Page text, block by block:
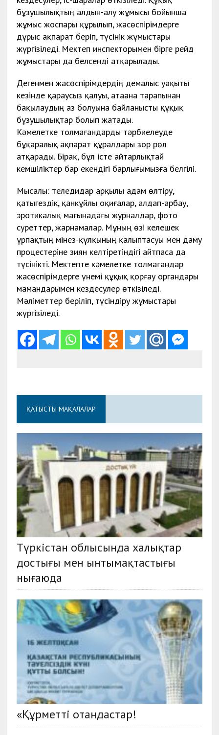
бұзушылықтың алдын-алу жұмысы бойынша
жұмыс жоспары құрылып, жасөспірімдерге
дұрыс ақпарат беріп, түсінік жұмыстары
жүргізіледі. Мектеп инспекторымен бірге рейд
жұмыстары да белсенді атқарылады.
Дегенмен жасөспірімдердің демалыс уақыты
кезінде қараусыз қалуы, атаана тарапынан
бақылаудың аз болуына байланысты құқық
бұзушылықтар болып жатады.
Кәмелетке толмағандарды тәрбиелеуде
бұқаралық ақпарат құралдары зор рөл
атқарады. Бірақ, бұл істе айтарлықтай
кемшіліктер бар екендігі барлығымызға белгілі.
Мысалы: теледидар арқылы адам өлтіру,
қатыгездік, қанкұйлы оқиғалар, алдап-арбау,
эротикалық мағынадағы журналдар, фото
суреттер, жарнамалар. Мұның өзі келешек
ұрпақтың мінез-құлқының қалыптасуы мен даму
процестеріне зиян келтіретіндігі айтпаса да
түсінікті. Мектепте кәмелетке толмағандар
жасөспірімдерге үнемі құқық қорғау органдары
мамандарымен кездесулер өткізіледі.
Мәліметтер беріліп, түсіндіру жұмыстары
жүргізіледі.
ҚАТЫСТЫ МАҚАЛАЛАР
Түркістан облысында халықтар
достығы мен ынтымақтастығы
нығаюда
«Құрметті отандастар!